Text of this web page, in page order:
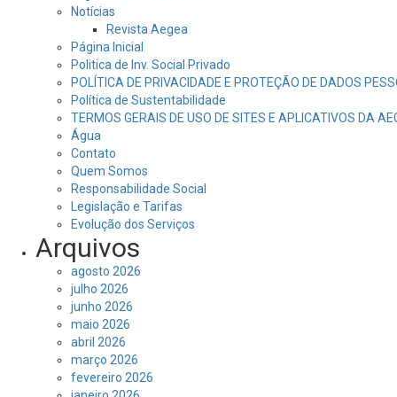
Notícias
Revista Aegea
Página Inicial
Politica de Inv. Social Privado
POLÍTICA DE PRIVACIDADE E PROTEÇÃO DE DADOS
Política de Sustentabilidade
TERMOS GERAIS DE USO DE SITES E APLICATIVOS DA
Água
Contato
Quem Somos
Responsabilidade Social
Legislação e Tarifas
Evolução dos Serviços
Arquivos
agosto 2026
julho 2026
junho 2026
maio 2026
abril 2026
março 2026
fevereiro 2026